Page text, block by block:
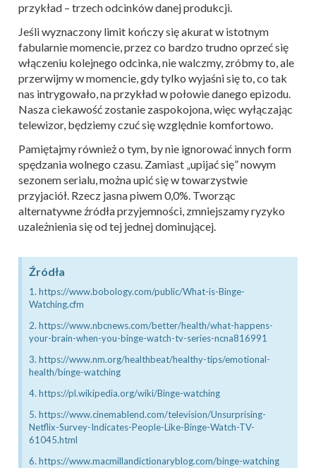
przykład – trzech odcinków danej produkcji.
Jeśli wyznaczony limit kończy się akurat w istotnym
fabularnie momencie, przez co bardzo trudno oprzeć się
włączeniu kolejnego odcinka, nie walczmy, zróbmy to, ale
przerwijmy w momencie, gdy tylko wyjaśni się to, co tak
nas intrygowało, na przykład w połowie danego epizodu.
Nasza ciekawość zostanie zaspokojona, więc wyłączając
telewizor, będziemy czuć się względnie komfortowo.
Pamiętajmy również o tym, by nie ignorować innych form
spędzania wolnego czasu. Zamiast „upijać się” nowym
sezonem serialu, można upić się w towarzystwie
przyjaciół. Rzecz jasna piwem 0,0%. Tworząc
alternatywne źródła przyjemności, zmniejszamy ryzyko
uzależnienia się od tej jednej dominującej.
Źródła
1. https://www.bobology.com/public/What-is-Binge-
Watching.cfm
2. https://www.nbcnews.com/better/health/what-happens-
your-brain-when-you-binge-watch-tv-series-ncna816991
3. https://www.nm.org/healthbeat/healthy-tips/emotional-
health/binge-watching
4. https://pl.wikipedia.org/wiki/Binge-watching
5. https://www.cinemablend.com/television/Unsurprising-
Netflix-Survey-Indicates-People-Like-Binge-Watch-TV-
61045.html
6. https://www.macmillandictionaryblog.com/binge-watching